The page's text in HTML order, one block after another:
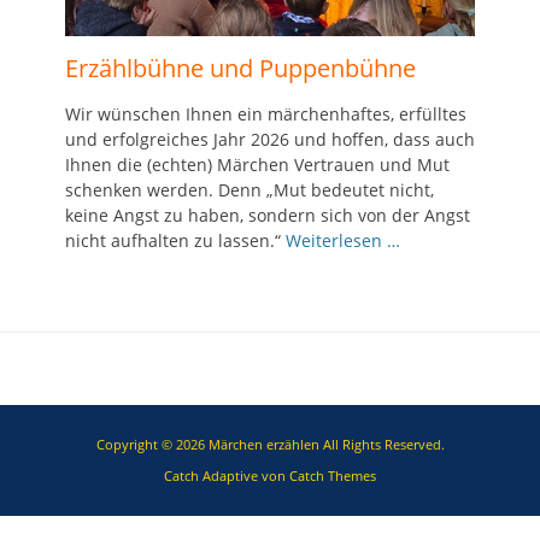
Erzählbühne und Puppenbühne
Wir wünschen Ihnen ein märchenhaftes, erfülltes
und erfolgreiches Jahr 2026 und hoffen, dass auch
Ihnen die (echten) Märchen Vertrauen und Mut
schenken werden. Denn „Mut bedeutet nicht,
keine Angst zu haben, sondern sich von der Angst
nicht aufhalten zu lassen.“ Weiterlesen …
Copyright © 2026 Märchen erzählen All Rights Reserved.
Catch Adaptive von Catch Themes